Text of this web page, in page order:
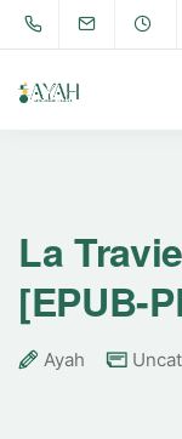
La
[EPUB-
Ayah